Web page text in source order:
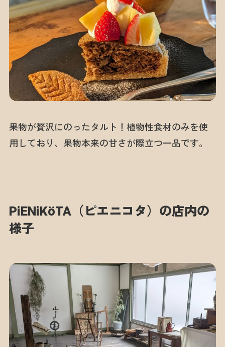
果物が贅沢にのったタルト！植物性食材のみを使
用しており、果物本来の甘さが際立つ一品です。
PiENiKöTA（ピエニコタ）の店内の
様子